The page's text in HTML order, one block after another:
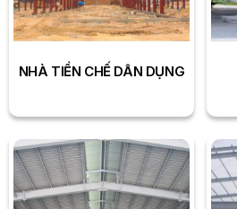
NHÀ TIỀN CHẾ DÂN DỤNG